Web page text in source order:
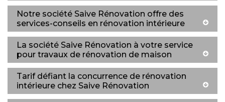
Notre société Saive Rénovation offre des
services-conseils en rénovation intérieure
La société Saive Rénovation à votre service
pour travaux de rénovation de maison
Tarif défiant la concurrence de rénovation
intérieure chez Saive Rénovation